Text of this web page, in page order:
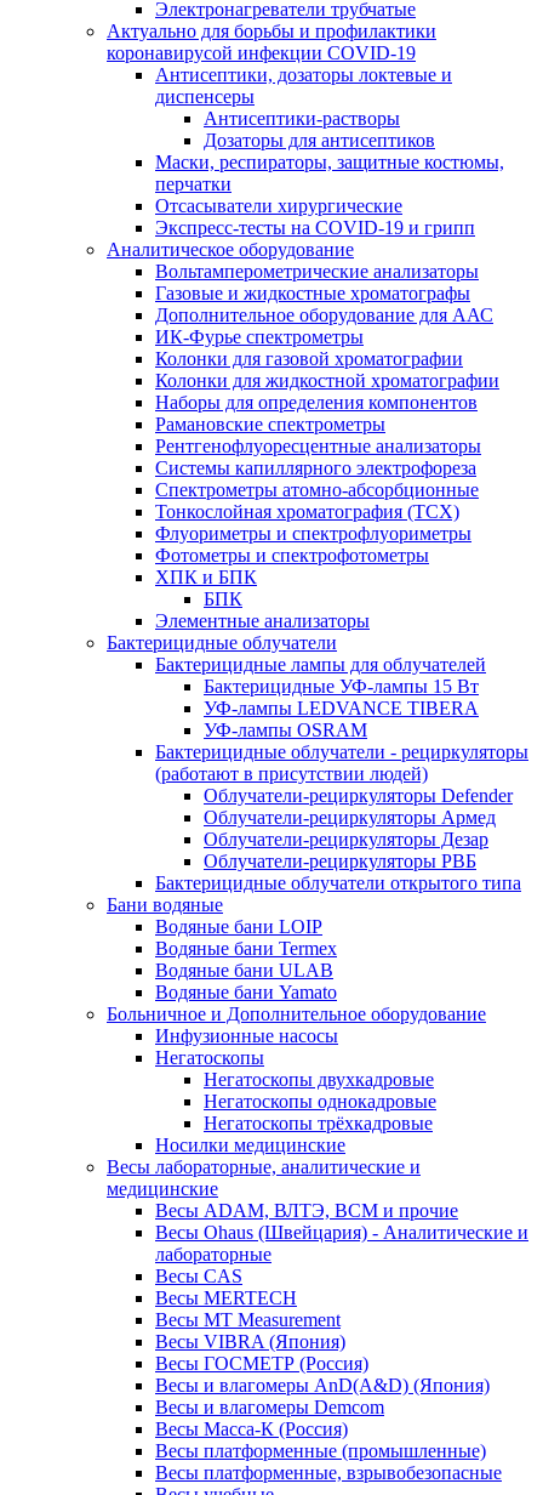
Электронагреватели трубчатые
Актуально для борьбы и профилактики
коронавирусой инфекции COVID-19
Антисептики, дозаторы локтевые и
диспенсеры
Антисептики-растворы
Дозаторы для антисептиков
Маски, респираторы, защитные костюмы,
перчатки
Отсасыватели хирургические
Экспресс-тесты на COVID-19 и грипп
Аналитическое оборудование
Вольтамперометрические анализаторы
Газовые и жидкостные хроматографы
Дополнительное оборудование для ААС
ИК-Фурье спектрометры
Колонки для газовой хроматографии
Колонки для жидкостной хроматографии
Наборы для определения компонентов
Рамановские спектрометры
Рентгенофлуоресцентные анализаторы
Системы капиллярного электрофореза
Спектрометры атомно-абсорбционные
Тонкослойная хроматография (ТСХ)
Флуориметры и спектрофлуориметры
Фотометры и спектрофотометры
ХПК и БПК
БПК
Элементные анализаторы
Бактерицидные облучатели
Бактерицидные лампы для облучателей
Бактерицидные УФ-лампы 15 Вт
УФ-лампы LEDVANCE TIBERA
УФ-лампы OSRAM
Бактерицидные облучатели - рециркуляторы
(работают в присутствии людей)
Облучатели-рециркуляторы Defender
Облучатели-рециркуляторы Армед
Облучатели-рециркуляторы Дезар
Облучатели-рециркуляторы РВБ
Бактерицидные облучатели открытого типа
Бани водяные
Водяные бани LOIP
Водяные бани Termex
Водяные бани ULAB
Водяные бани Yamato
Больничное и Дополнительное оборудование
Инфузионные насосы
Негатоскопы
Негатоскопы двухкадровые
Негатоскопы однокадровые
Негатоскопы трёхкадровые
Носилки медицинские
Весы лабораторные, аналитические и
медицинские
Весы ADAM, ВЛТЭ, BCM и прочие
Весы Ohaus (Швейцария) - Аналитические и
лабораторные
Весы CAS
Весы MERTECH
Весы MT Measurement
Весы VIBRA (Япония)
Весы ГОСМЕТР (Россия)
Весы и влагомеры AnD(A&D) (Япония)
Весы и влагомеры Demcom
Весы Масса-К (Россия)
Весы платформенные (промышленные)
Весы платформенные, взрывобезопасные